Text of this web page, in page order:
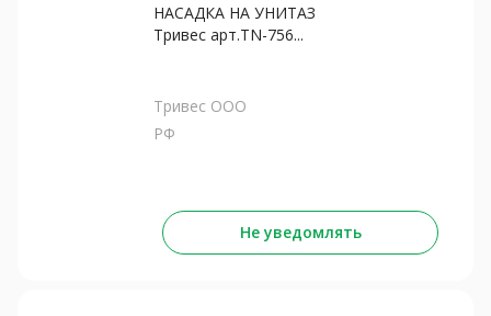
НАСАДКА НА УНИТАЗ
Тривес арт.TN-756...
Тривес ООО
РФ
Не уведомлять